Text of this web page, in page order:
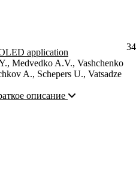
application
Medvedko A.V., Vashchenko
A., Schepers U., Vatsadze
описание
34